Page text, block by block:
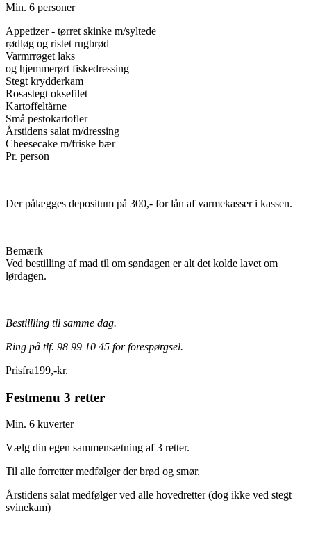
Min. 6 personer
Appetizer - tørret skinke m/syltede
rødløg og ristet rugbrød
Varmrrøget laks
og hjemmerørt fiskedressing
Stegt krydderkam
Rosastegt oksefilet
Kartoffeltårne
Små pestokartofler
Årstidens salat m/dressing
Cheesecake m/friske bær
Pr. person
Der pålægges depositum på 300,- for lån af varmekasser i kassen.
Bemærk
Ved bestilling af mad til om søndagen er alt det kolde lavet om
lørdagen.
Bestillling til samme dag.
Ring på tlf. 98 99 10 45 for forespørgsel.
Prisfra199,-kr.
Festmenu 3 retter
Min. 6 kuverter
Vælg din egen sammensætning af 3 retter.
Til alle forretter medfølger der brød og smør.
Årstidens salat medfølger ved alle hovedretter (dog ikke ved stegt
svinekam)